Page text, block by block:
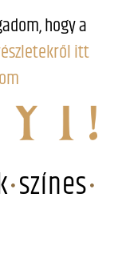
színes
hogy a
itt